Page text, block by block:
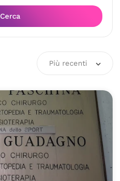
Cerca
Più recenti